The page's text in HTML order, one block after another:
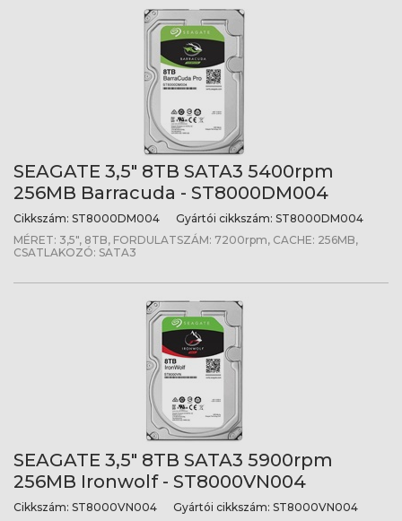
SEAGATE 3,5" 8TB SATA3 5400rpm
256MB Barracuda - ST8000DM004
Cikkszám: ST8000DM004 Gyártói cikkszám: ST8000DM004
MÉRET: 3,5", 8TB, FORDULATSZÁM: 7200rpm, CACHE: 256MB,
CSATLAKOZÓ: SATA3
SEAGATE 3,5" 8TB SATA3 5900rpm
256MB Ironwolf - ST8000VN004
Cikkszám: ST8000VN004 Gyártói cikkszám: ST8000VN004